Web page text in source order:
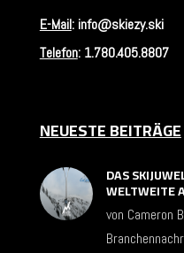
E-Mail: info@skiezy.ski
Telefon: 1.780.405.8807
NEUESTE BEITRÄGE
DAS
WELTWEITE
von Cameron